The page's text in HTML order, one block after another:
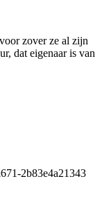
zover ze al zijn
dat eigenaar is van
2b83e4a21343